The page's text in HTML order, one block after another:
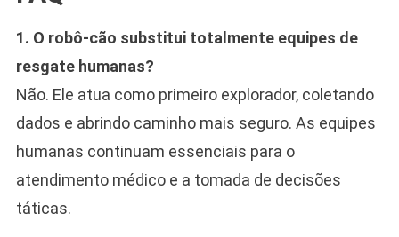
1. O robô-cão substitui totalmente equipes de
resgate humanas?
Não. Ele atua como primeiro explorador, coletando
dados e abrindo caminho mais seguro. As equipes
humanas continuam essenciais para o
atendimento médico e a tomada de decisões
táticas.